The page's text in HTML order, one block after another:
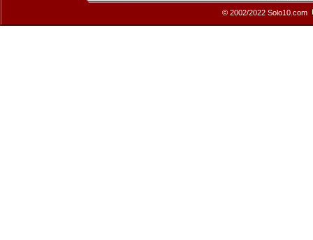
© 2002/2022 Solo10.com